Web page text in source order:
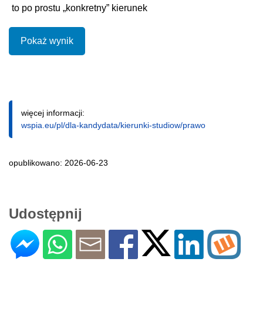
to po prostu „konkretny” kierunek
Pokaż wynik
więcej informacji:
wspia.eu/pl/dla-kandydata/kierunki-studiow/prawo
opublikowano: 2026-06-23
Udostępnij